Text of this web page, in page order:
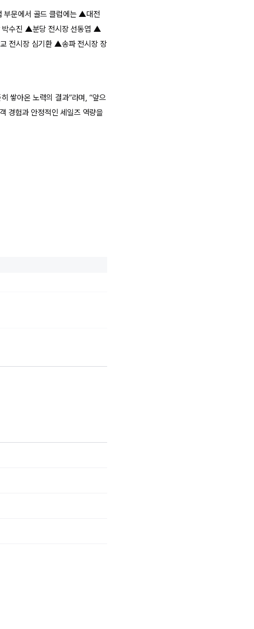
부문에서 골드 클럽에는 ▲대전
박수진 ▲분당 전시장 선동엽 ▲
전시장 심기환 ▲송파 전시장 장
쌓아온 노력의 결과”라며, “앞으
경험과 안정적인 세일즈 역량을
車그룹, 7월
리본카, ‘팔월이